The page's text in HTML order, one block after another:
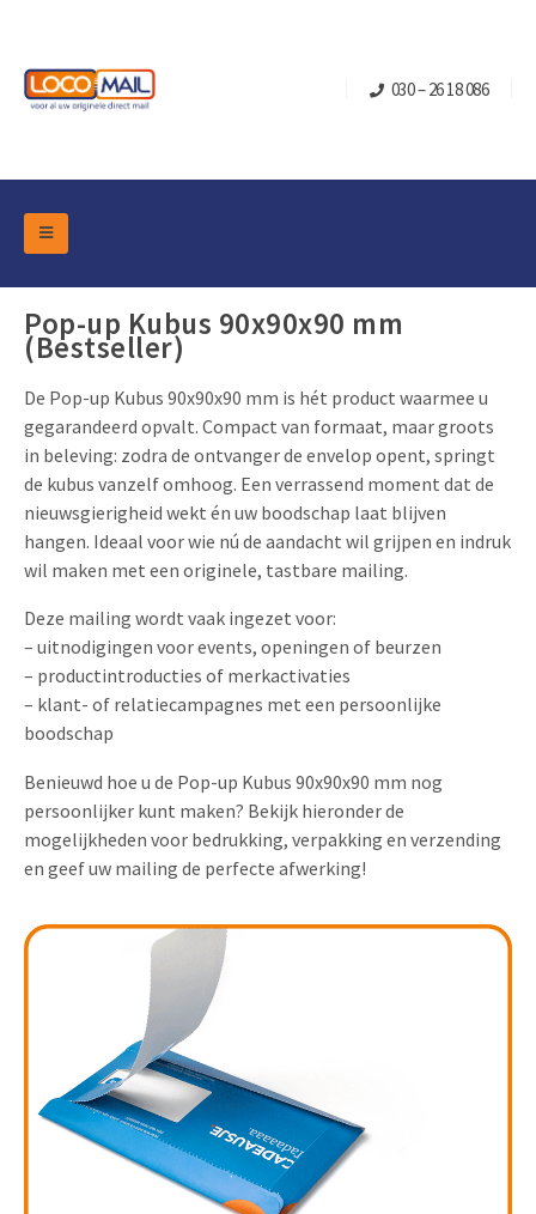
030 – 26 18 086
Pop-up Kubus 90x90x90 mm
(Bestseller)
De Pop-up Kubus 90x90x90 mm is hét product waarmee u
gegarandeerd opvalt. Compact van formaat, maar groots
in beleving: zodra de ontvanger de envelop opent, springt
de kubus vanzelf omhoog. Een verrassend moment dat de
nieuwsgierigheid wekt én uw boodschap laat blijven
hangen. Ideaal voor wie nú de aandacht wil grijpen en indruk
wil maken met een originele, tastbare mailing.
Deze mailing wordt vaak ingezet voor:
– uitnodigingen voor events, openingen of beurzen
– productintroducties of merkactivaties
– klant- of relatiecampagnes met een persoonlijke
boodschap
Benieuwd hoe u de Pop-up Kubus 90x90x90 mm nog
persoonlijker kunt maken? Bekijk hieronder de
mogelijkheden voor bedrukking, verpakking en verzending
en geef uw mailing de perfecte afwerking!
DM Marketing Tools
Overzicht Categorieën
Turning Card
Brievenbusdoosje +
Schuifkaarten
Pop-up Kaarten
Geluidskaarten
Lenticular Cards
Twin Sliders
Tabkaarten
Budget kaarten
Alle producten
Verpakkingen
Klepdoosjes
Schuifdoosjes
Branche
Retail Marketing
Vastgoedmarketing
Sport Marketing
Media Marketing
Automotive Marketing
Non-profit Marketing
Marketing in de Zorg
Duurzame Marketing
Marketing voor Scholen
Food Marketing
Kerst- en Eindejaar
Verjaardag en Jubilea
Uitnodigingen
Product Introductie
App-lancering
Kalender maken
Klantenbinding
Contact
Vacatures
Contactgegevens
Brochure downloaden